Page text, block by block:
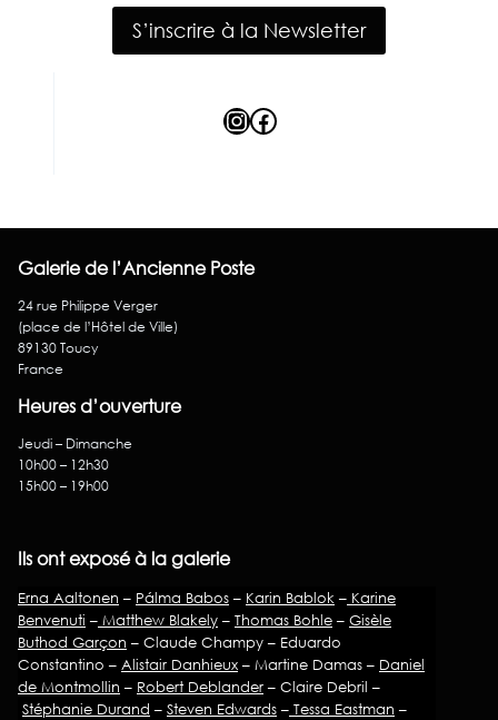
S’inscrire à la Newsletter
Instagram
Facebook
Galerie de l’Ancienne Poste
24 rue Philippe Verger
(place de l’Hôtel de Ville)
89130 Toucy
France
Heures d’ouverture
Jeudi – Dimanche
10h00 – 12h30
15h00 – 19h00
Ils ont exposé à la galerie
Erna Aaltonen – Pálma Babos – Karin Bablok – Karine
Benvenuti – Matthew Blakely – Thomas Bohle – Gisèle
Buthod Garçon – Claude Champy – Eduardo
Constantino – Alistair Danhieux – Martine Damas – Daniel
de Montmollin – Robert Deblander – Claire Debril –
Stéphanie Durand – Steven Edwards – Tessa Eastman –